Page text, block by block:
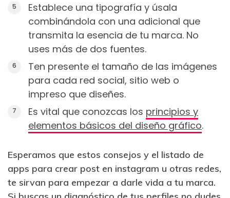
Establece una tipografía y úsala
combinándola con una adicional que
transmita la esencia de tu marca. No
uses más de dos fuentes.
Ten presente el tamaño de las imágenes
para cada red social, sitio web o
impreso que diseñes.
Es vital que conozcas los principios y
elementos básicos del diseño gráfico.
Esperamos que estos consejos y el listado de
apps para crear post en instagram u otras redes,
te sirvan para empezar a darle vida a tu marca.